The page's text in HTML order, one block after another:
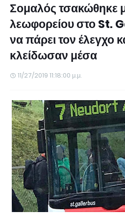
Σομαλός τσακώθηκε
λεωφορείου στο St.
να πάρει τον έλεγχο
κλείδωσαν μέσα
11/27/2019 11:18:00 μ.μ.